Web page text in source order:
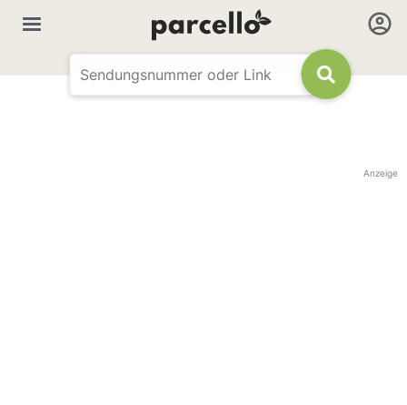
Anzeige